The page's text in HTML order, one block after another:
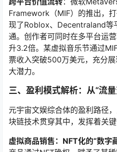
Framework（MIF）的推出，
现了Roblox、Decentraland等
通。创作者可同时在多平台运
升3.2倍。某虚拟音乐节通过
票收入突破500万美元，充分
大潜力。
三、盈利模式解析：从“流
元宇宙文娱综合体的盈利路径
块链技术贯穿其中，发挥着关键
虚拟商品销售：NFT化的“数字